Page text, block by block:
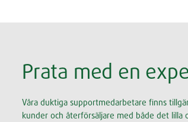
Prata med en
Våra duktiga supportmedarbetare finns
kunder och återförsäljare med både det lilla